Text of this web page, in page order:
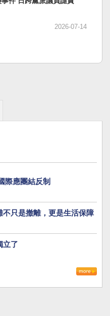
2026-07-14
際應團結反制
只是撤離，更是生活保障
立了